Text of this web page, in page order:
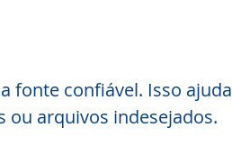
fonte confiável. Isso ajuda
ou arquivos indesejados.